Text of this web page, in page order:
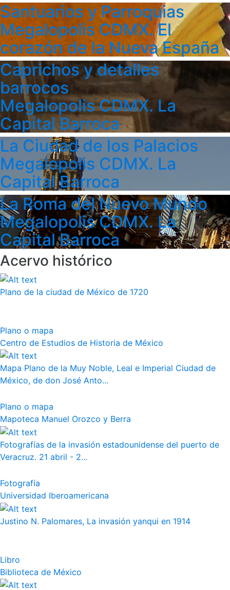
Santuarios y Parroquias
Megalopolis CDMX. El
corazón de la Nueva España
Caprichos y detalles
barrocos
Megalopolis CDMX. La
Capital Barroca
La Ciudad de los Palacios
Megalopolis CDMX. La
Capital Barroca
La Roma del Nuevo Mundo
Megalopolis CDMX. La
Capital Barroca
Acervo histórico
Plano de la ciudad de México de 1720
Plano o mapa
Centro de Estudios de Historia de México
Mapa Plano de la Muy Noble, Leal e Imperial Ciudad de
México, de don José Anto...
Plano o mapa
Mapoteca Manuel Orozco y Berra
Fotografías de la invasión estadounidense del puerto de
Veracruz. 21 abril - 2...
Fotografía
Universidad Iberoamericana
Justino N. Palomares, La invasión yanqui en 1914
Libro
Biblioteca de México